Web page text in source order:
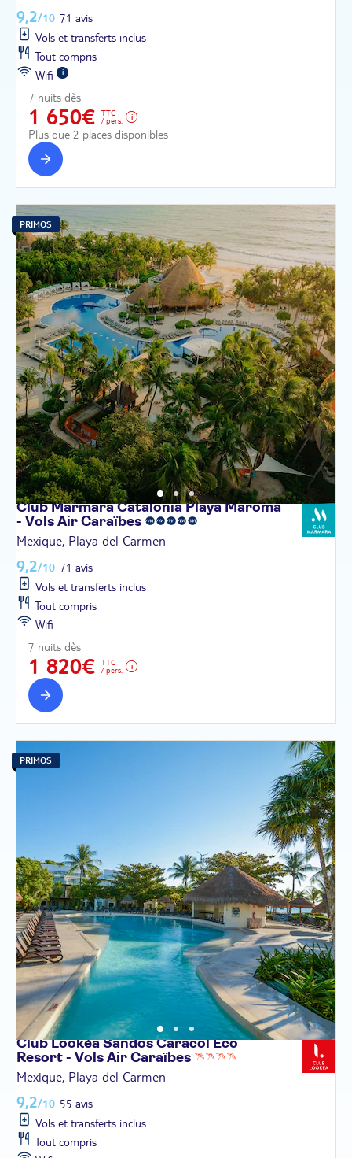
9,2/10 71 avis
Vols et transferts inclus
Tout compris
Wifi
7 nuits dès
1 650€
TTC
/ pers.
Plus que 2 places disponibles
PRIMOS
Club Marmara Catalonia Playa Maroma
- Vols Air Caraïbes
Mexique, Playa del Carmen
9,2/10 71 avis
Vols et transferts inclus
Tout compris
Wifi
7 nuits dès
1 820€
TTC
/ pers.
PRIMOS
Club Lookéa Sandos Caracol Eco
Resort - Vols Air Caraïbes
Mexique, Playa del Carmen
9,2/10 55 avis
Vols et transferts inclus
Tout compris